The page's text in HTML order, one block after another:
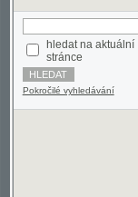
stránce
Pokročilé vyhledávání